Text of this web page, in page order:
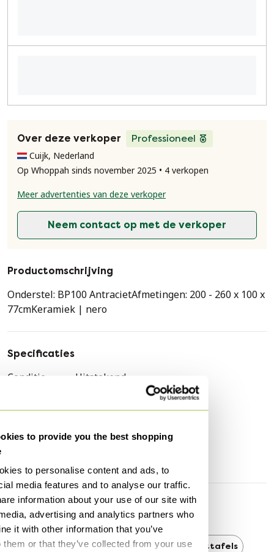
to provide you the best shopping
to personalise content and ads, to
media features and to analyse our traffic.
information about your use of our site with
advertising and analytics partners who
it with other information that you’ve
them or that they’ve collected from your use
Over deze verkoper
Professioneel
Cuijk, Nederland
Op Whoppah sinds november 2025 • 4 verkopen
Meer advertenties van deze verkoper
Neem contact op met de verkoper
Productomschrijving
Onderstel: BP100 AntracietAfmetingen: 200 - 260 x 100 x
77cmKeramiek | nero
Specificaties
Conditie
Uitstekend
Hoogte
77 cm
Ontdek meer
Bert Plantagie Bert Plantagie Eettafels